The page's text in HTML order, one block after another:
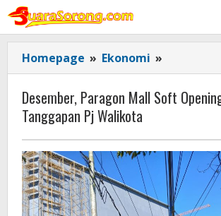
Lewati
konten
Homepage » Ekonomi »
Paragon
Mall
Soft
Ini
Pj
Walikota
Desember, Paragon Mall Soft
Tanggapan Pj Walikota